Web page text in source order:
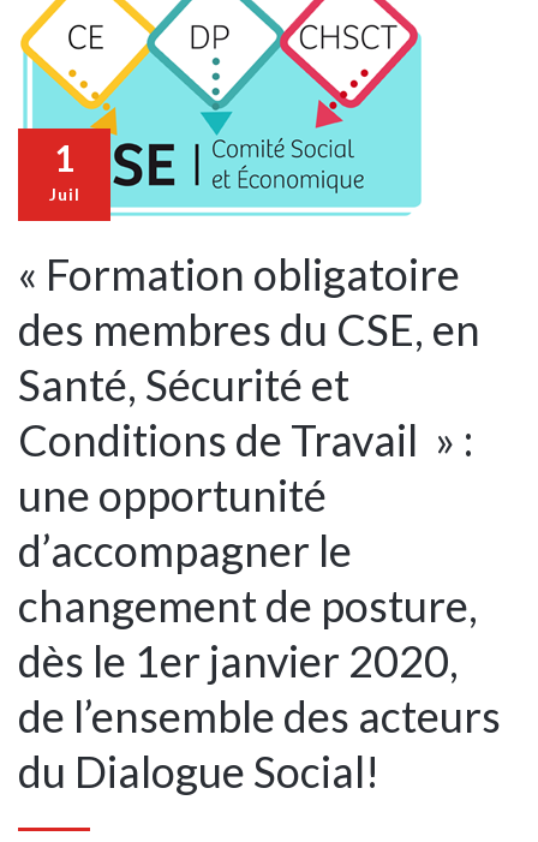
1
Juil
« Formation obligatoire
des membres du CSE, en
Santé, Sécurité et
Conditions de Travail » :
une opportunité
d’accompagner le
changement de posture,
dès le 1er janvier 2020,
de l’ensemble des acteurs
du Dialogue Social!